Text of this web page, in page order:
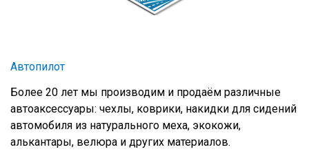
Автопилот
Более 20 лет мы производим и продаём различные
автоаксессуары: чехлы, коврики, накидки для сидений
автомобиля из натурального меха, экокожи,
алькантары, велюра и других материалов.